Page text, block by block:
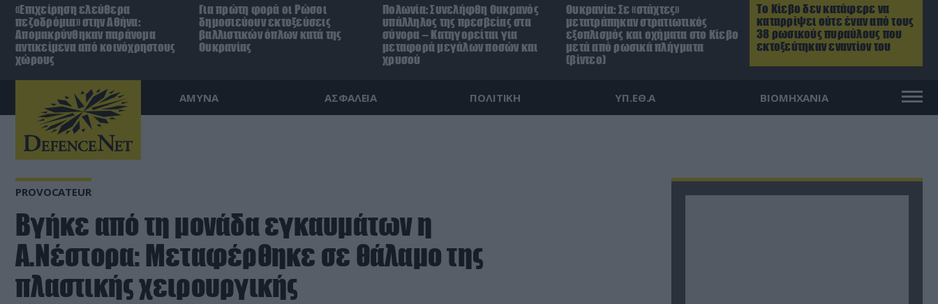
Το Κίεβο δεν κατάφερε να
καταρρίψει ούτε έναν από τους
38 ρωσικούς πυραύλους που
εκτοξεύτηκαν εναντίον του
«Επιχείρηση ελεύθερα
πεζοδρόμια» στην Αθήνα:
Απομακρύνθηκαν παράνομα
αντικείμενα από κοινόχρηστους
χώρους
Για πρώτη φορά οι Ρώσοι
δημοσιεύουν εκτοξεύσεις
βαλλιστικών όπλων κατά της
Ουκρανίας
Πολωνία: Συνελήφθη Ουκρανός
υπάλληλος της πρεσβείας στα
σύνορα – Κατηγορείται για
μεταφορά μεγάλων ποσών και
χρυσού
Ουκρανία: Σε «στάχτες»
μετατράπηκαν στρατιωτικός
εξοπλισμός και οχήματα στο Κίεβο
μετά από ρωσικά πλήγματα
(βίντεο)
ΑΜΥΝΑ ΑΣΦΑΛΕΙΑ ΠΟΛΙΤΙΚΗ ΥΠ.ΕΘ.Α ΒΙΟΜΗΧΑΝΙΑ
PROVOCATEUR
Βγήκε από τη μονάδα εγκαυμάτων η
Α.Νέστορα: Μεταφέρθηκε σε θάλαμο της
πλαστικής χειρουργικής